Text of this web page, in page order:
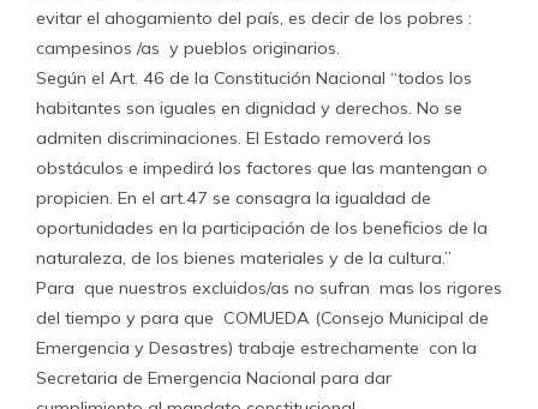
evitar el ahogamiento del país, es decir de los pobres :
campesinos /as y pueblos originarios.
Según el Art. 46 de la Constitución Nacional “todos los
habitantes son iguales en dignidad y derechos. No se
admiten discriminaciones. El Estado removerá los
obstáculos e impedirá los factores que las mantengan o
propicien. En el art.47 se consagra la igualdad de
oportunidades en la participación de los beneficios de la
naturaleza, de los bienes materiales y de la cultura.”
Para que nuestros excluidos/as no sufran mas los rigores
del tiempo y para que COMUEDA (Consejo Municipal de
Emergencia y Desastres) trabaje estrechamente con la
Secretaria de Emergencia Nacional para dar